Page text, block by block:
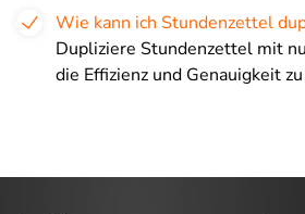
Wie kann ich Stundenzettel
Dupliziere Stundenzettel mit
die Effizienz und Genauigkeit